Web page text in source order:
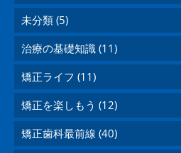
未分類 (5)
治療の基礎知識 (11)
矯正ライフ (11)
矯正を楽しもう (12)
矯正歯科最前線 (40)